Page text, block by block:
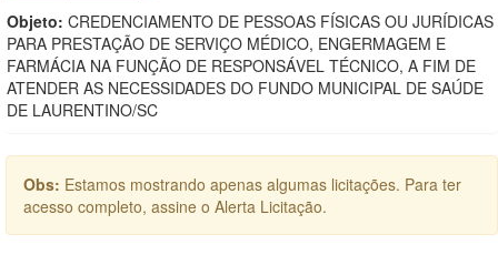
Objeto: CREDENCIAMENTO DE PESSOAS FÍSICAS OU JURÍDICAS
PARA PRESTAÇÃO DE SERVIÇO MÉDICO, ENGERMAGEM E
FARMÁCIA NA FUNÇÃO DE RESPONSÁVEL TÉCNICO, A FIM DE
ATENDER AS NECESSIDADES DO FUNDO MUNICIPAL DE SAÚDE
DE LAURENTINO/SC
Obs: Estamos mostrando apenas algumas licitações. Para ter
acesso completo, assine o Alerta Licitação.